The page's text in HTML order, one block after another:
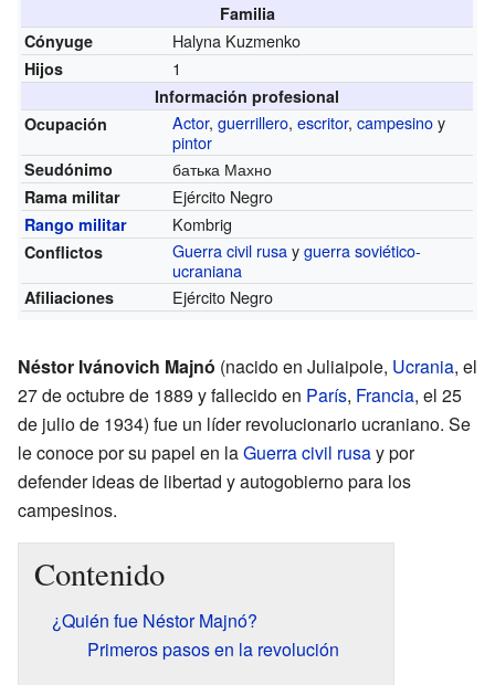
Familia
Cónyuge
Halyna Kuzmenko
Hijos 1
Información profesional
Ocupación
Actor,guerrillero,escritor,campesinoy
pintor
Seudónimo батька Махно
Rama militar Ejército Negro
Rango militar Kombrig
Conflictos Guerra civil rusayguerra soviético-
ucraniana
Afiliaciones Ejército Negro
Néstor Ivánovich Majnó (nacido en Juliaipole, Ucrania, el
27 de octubre de 1889 y fallecido en París, Francia, el 25
de julio de 1934) fue un líder revolucionario ucraniano. Se
le conoce por su papel en laGuerra civil rusay por
defender ideas de libertad y autogobierno para los
campesinos.
Contenido
¿Quién fue Néstor Majnó?
Primeros pasos en la revolución